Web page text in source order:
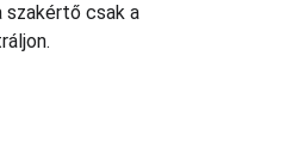
szakértő csak a